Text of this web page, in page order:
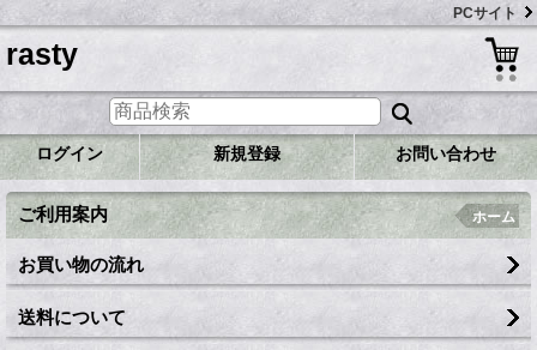
PCサイト
rasty
ログイン 新規登録 お問い合わせ
ご利用案内 ホーム
お買い物の流れ
送料について